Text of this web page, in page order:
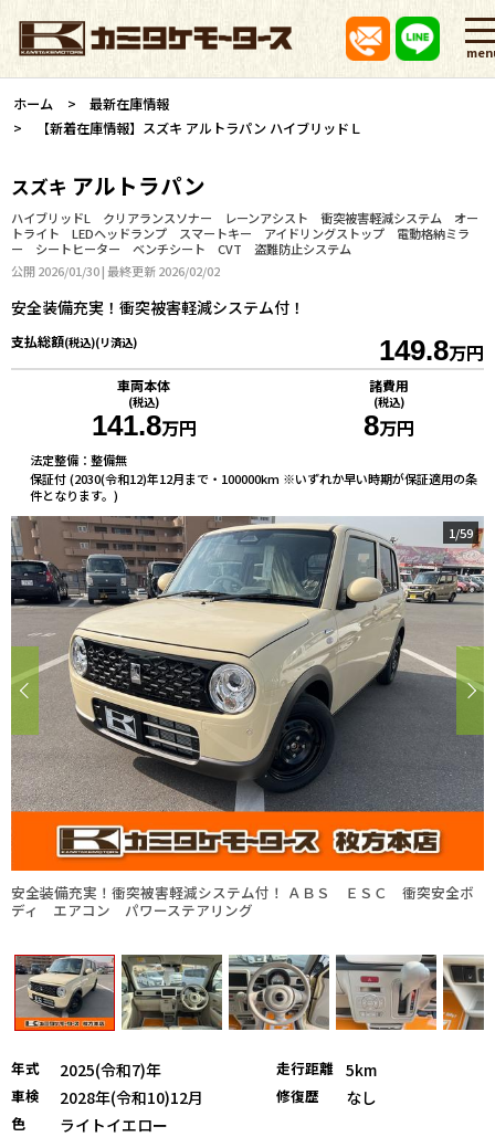
ホーム
最新在庫情報
【新着在庫情報】スズキ アルトラパン ハイブリッドＬ
スズキ アルトラパン
ハイブリッドL クリアランスソナー レーンアシスト 衝突被害軽減システム オー
トライト LEDヘッドランプ スマートキー アイドリングストップ 電動格納ミラ
ー シートヒーター ベンチシート CVT 盗難防止システム
公開 2026/01/30 | 最終更新 2026/02/02
安全装備充実！衝突被害軽減システム付！
支払総額(税込)(リ済込) 149.8万円
車両本体
(税込)
141.8万円
諸費用
(税込)
8万円
法定整備：整備無
保証付 (2030(令和12)年12月まで・100000km ※いずれか早い時期が保証適用の条
件となります。)
安全装備充実！衝突被害軽減システム付！ ＡＢＳ ＥＳＣ 衝突安全ボ
ディ エアコン パワーステアリング
1/59
年式 2025(令和7)年 走行距離 5km
車検 2028年(令和10)12月 修復歴 なし
色 ライトイエロー